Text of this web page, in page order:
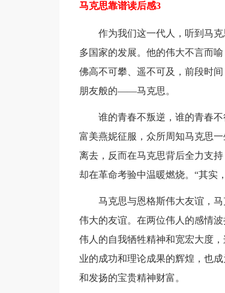
马克思靠谱读后感3
作为我们这一代人，听到马
多国家的发展。他的伟大不言而
佛高不可攀、遥不可及，前段时
朋友般的――马克思。
谁的青春不叛逆，谁的青春
富美燕妮征服，众所周知马克思
离去，反而在马克思背后全力支
却在革命考验中温暖燃烧。“其实
马克思与恩格斯伟大友谊，
伟大的友谊。在两位伟人的感情
伟人的自我牺牲精神和宽宏大度
业的成功和理论成果的辉煌，也
和发扬的宝贵精神财富。